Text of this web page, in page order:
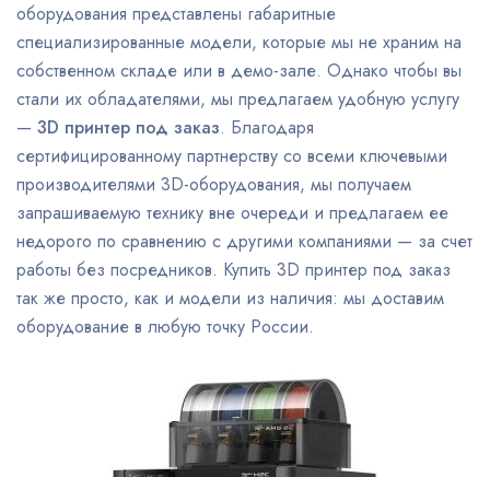
оборудования представлены габаритные
специализированные модели, которые мы не храним на
собственном складе или в демо-зале. Однако чтобы вы
стали их обладателями, мы предлагаем удобную услугу
— 3D принтер под заказ. Благодаря
сертифицированному партнерству со всеми ключевыми
производителями 3D-оборудования, мы получаем
запрашиваемую технику вне очереди и предлагаем ее
недорого по сравнению с другими компаниями — за счет
работы без посредников. Купить 3D принтер под заказ
так же просто, как и модели из наличия: мы доставим
оборудование в любую точку России.